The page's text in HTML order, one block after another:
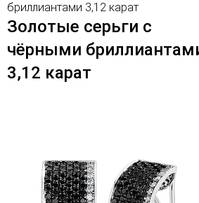
бриллиантами 3,12 карат
Золотые серьги с
чёрными
3,12 карат